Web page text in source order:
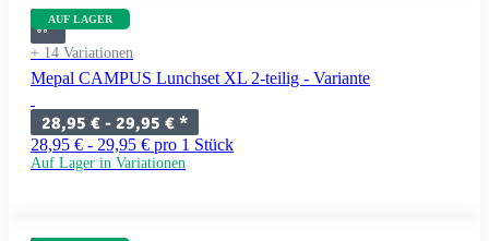
AUF LAGER
+ 14 Variationen
Mepal CAMPUS Lunchset XL 2-teilig - Variante
28,95 € - 29,95 € *
28,95 € - 29,95 € pro 1 Stück
Auf Lager in Variationen